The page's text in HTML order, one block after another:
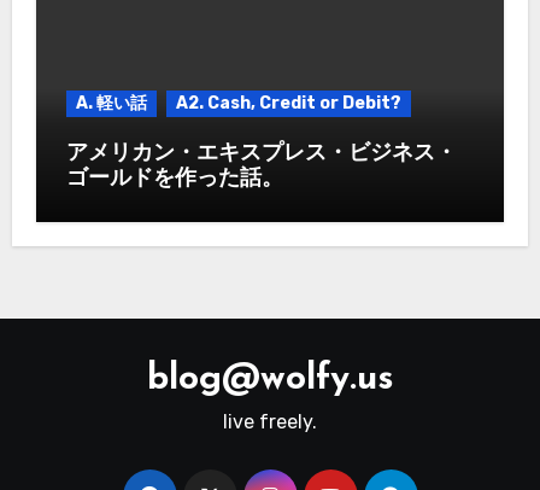
A. 軽い話 A2. Cash, Credit or Debit?
アメリカン・エキスプレス・ビジネス・
ゴールドを作った話。
blog@wolfy.us
live freely.